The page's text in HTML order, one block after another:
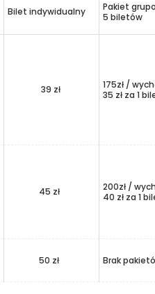
Bilet indywidualny
Pakiet
5 biletów
39 zł
175zł /
35 zł za 1
45 zł
200zł /
40 zł za 1
50 zł Brak